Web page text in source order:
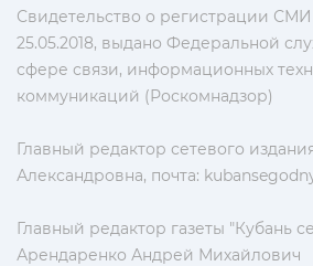
Свидетельство о регистрации
25.05.2018, выдано Федеральной
сфере связи, информационных
коммуникаций (Роскомнадзор)
Главный редактор сетевого
Александровна, почта:
Главный редактор газеты "Кубань
Арендаренко Андрей Михайлович